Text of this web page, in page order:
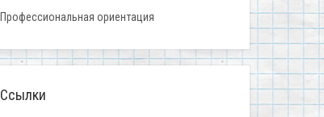
Профессиональная ориентация
Ссылки